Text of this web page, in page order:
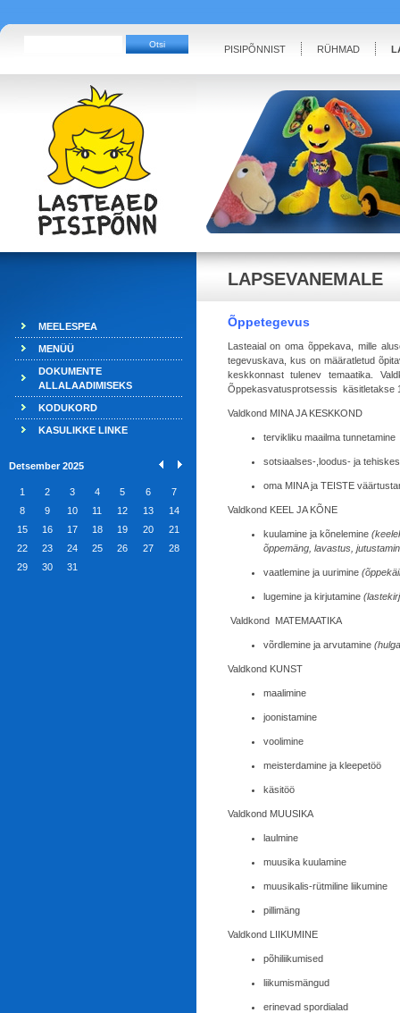
PISIPÕNNIST RÜHMAD
MEELESPEA
MENÜÜ
DOKUMENTE
ALLALAADIMISEKS
KODUKORD
KASULIKKE LINKE
Detsember 2025
1 2 3 4 5 6
7
8
9 10 11 12 13
14
15
16 17 18 19 20
21
22
23 24 25 26 27
28
29
30 31
LAPSEVANEMALE
Õppetegevus
Lasteaial on oma õppekava, mille
tegevuskava, kus on määratletud
keskkonnast tulenev temaatika.
Õppekasvatusprotsessis käsitletakse
Valdkond MINA JA KESKKOND
tervikliku maailma tunnetamine
sotsiaalses-,loodus- ja
oma MINA ja TEISTE
Valdkond KEEL JA KÕNE
kuulamine ja kõnelemine
õppemäng, lavastus,
vaatlemine ja uurimine
lugemine ja kirjutamine
Valdkond MATEMAATIKA
võrdlemine ja arvutamine
Valdkond KUNST
maalimine
joonistamine
voolimine
meisterdamine ja kleepetöö
käsitöö
Valdkond MUUSIKA
laulmine
muusika kuulamine
muusikalis-rütmiline liikumine
pillimäng
Valdkond LIIKUMINE
põhiliikumised
liikumismängud
erinevad spordialad